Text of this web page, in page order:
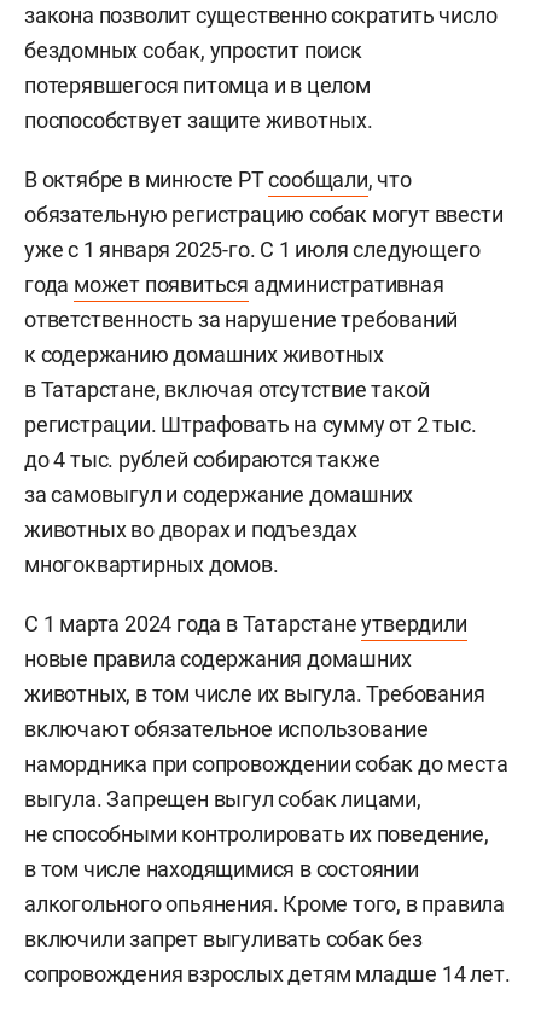
закона позволит существенно сократить число
бездомных собак, упростит поиск
потерявшегося питомца и в целом
поспособствует защите животных.
В октябре в минюсте РТсообщали, что
обязательную регистрацию собак могут ввести
уже с 1 января 2025-го. С 1 июля следующего
года может появиться административная
ответственность за нарушение требований
к содержанию домашних животных
в Татарстане, включая отсутствие такой
регистрации. Штрафовать на сумму от 2 тыс.
до 4 тыс. рублей собираются также
за самовыгул и содержание домашних
животных во дворах и подъездах
многоквартирных домов.
С 1 марта 2024 года в Татарстанеутвердили
новые правила содержания домашних
животных, в том числе их выгула. Требования
включают обязательное использование
намордника при сопровождении собак до места
выгула. Запрещен выгул собак лицами,
не способными контролировать их поведение,
в том числе находящимися в состоянии
алкогольного опьянения. Кроме того, в правила
включили запрет выгуливать собак без
сопровождения взрослых детям младше 14 лет.